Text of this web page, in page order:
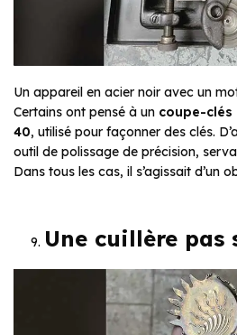
Un appareil en acier noir avec un
Certains ont pensé à un coupe-clés
40, utilisé pour façonner des clés.
outil de polissage de précision,
Dans tous les cas, il s’agissait d’un
Une cuillère